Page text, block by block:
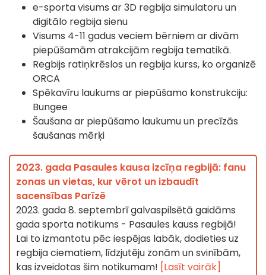
e-sporta visums ar 3D regbija simulatoru un
digitālo regbija sienu
Visums 4-11 gadus veciem bērniem ar divām
piepūšamām atrakcijām regbija tematikā.
Regbijs ratiņkrēslos un regbija kurss, ko organizē
ORCA
Spēkavīru laukums ar piepūšamo konstrukciju:
Bungee
Šaušana ar piepūšamo laukumu un precīzās
šaušanas mērķi
2023. gada Pasaules kausa izcīņa regbijā: fanu
zonas un vietas, kur vērot un izbaudīt
sacensības Parīzē
2023. gada 8. septembrī galvaspilsētā gaidāms
gada sporta notikums - Pasaules kauss regbijā!
Lai to izmantotu pēc iespējas labāk, dodieties uz
regbija ciematiem, līdzjutēju zonām un svinībām,
kas izveidotas šim notikumam! [Lasīt vairāk]